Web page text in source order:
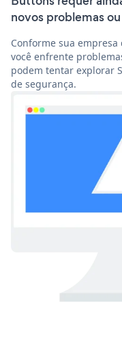
novos problemas
Conforme sua
você enfrente
podem tentar explorar
de segurança.